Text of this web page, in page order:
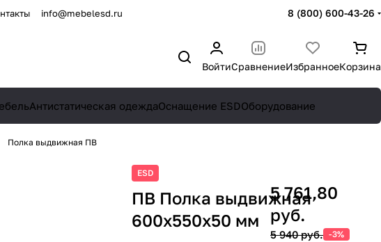
info@mebelesd.ru 8 (800) 600-43-26
ВойтиСравнениеИзбранноеКорзина
Антистатическая одеждаОснащение ESDОборудование
Полка выдвижная ПВ
ESD
ПВ Полка выдвижная
600х550х50 мм
5 761,80
руб.
5 940 руб. -3%